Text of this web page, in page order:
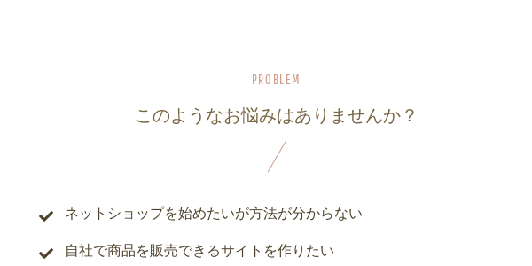
このようなお悩みはありませんか？
ネットショップを始めたいが方法が分からない
自社で商品を販売できるサイトを作りたい